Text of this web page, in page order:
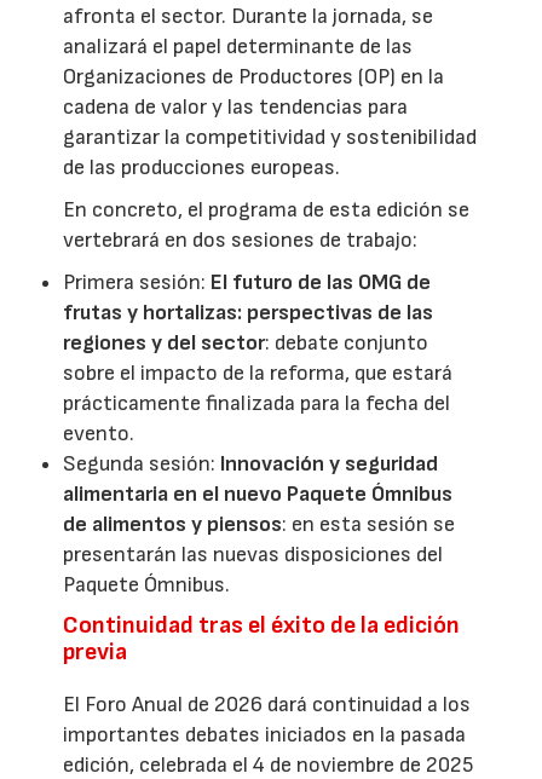
afronta el sector. Durante la jornada, se
analizará el papel determinante de las
Organizaciones de Productores (OP) en la
cadena de valor y las tendencias para
garantizar la competitividad y sostenibilidad
de las producciones europeas.
En concreto, el programa de esta edición se
vertebrará en dos sesiones de trabajo:
Primera sesión: El futuro de las OMG de
frutas y hortalizas: perspectivas de las
regiones y del sector: debate conjunto
sobre el impacto de la reforma, que estará
prácticamente finalizada para la fecha del
evento.
Segunda sesión: Innovación y seguridad
alimentaria en el nuevo Paquete Ómnibus
de alimentos y piensos: en esta sesión se
presentarán las nuevas disposiciones del
Paquete Ómnibus.
Continuidad tras el éxito de la edición
previa
El Foro Anual de 2026 dará continuidad a los
importantes debates iniciados en la pasada
edición, celebrada el 4 de noviembre de 2025